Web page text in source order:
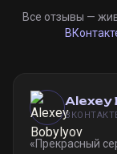
Все отзывы —
Alexey
ВКОНТАКТЕ
«Прекрасный